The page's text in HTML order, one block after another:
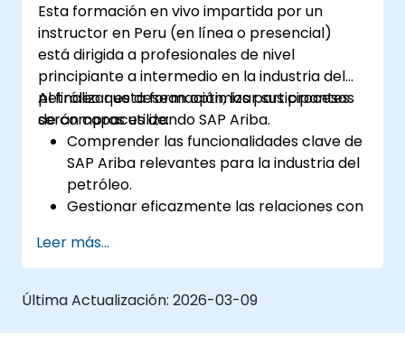
Esta formación en vivo impartida por un
instructor en Peru (en línea o presencial)
está dirigida a profesionales de nivel
principiante a intermedio en la industria del
petróleo que desean optimizar sus procesos
de compras utilizando SAP Ariba.
Al finalizar esta formación, los participantes
serán capaces de:
Comprender las funcionalidades clave de
SAP Ariba relevantes para la industria del
petróleo.
Gestionar eficazmente las relaciones con
contratos.
Optimizar los flujos de trabajo de
compras y los procesos de cumplimiento
Integrar SAP Ariba con sistemas ERP
Leer más...
Última Actualización: 2026-03-09